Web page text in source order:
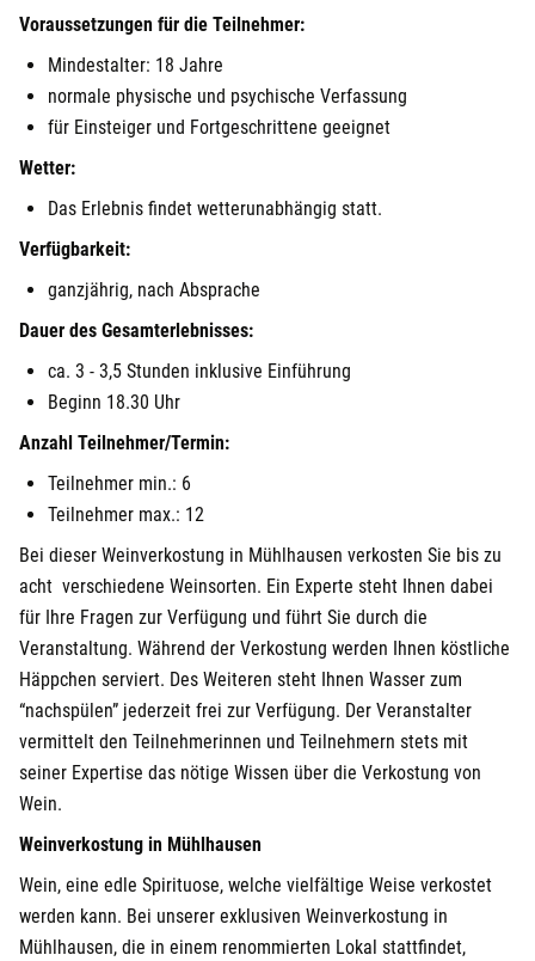
Voraussetzungen für die Teilnehmer:
Mindestalter: 18 Jahre
normale physische und psychische Verfassung
für Einsteiger und Fortgeschrittene geeignet
Wetter:
Das Erlebnis findet wetterunabhängig statt.
Verfügbarkeit:
ganzjährig, nach Absprache
Dauer des Gesamterlebnisses:
ca. 3 - 3,5 Stunden inklusive Einführung
Beginn 18.30 Uhr
Anzahl Teilnehmer/Termin:
Teilnehmer min.: 6
Teilnehmer max.: 12
Bei dieser Weinverkostung in Mühlhausen verkosten Sie bis zu
acht verschiedene Weinsorten. Ein Experte steht Ihnen dabei
für Ihre Fragen zur Verfügung und führt Sie durch die
Veranstaltung. Während der Verkostung werden Ihnen köstliche
Häppchen serviert. Des Weiteren steht Ihnen Wasser zum
“nachspülen” jederzeit frei zur Verfügung. Der Veranstalter
vermittelt den Teilnehmerinnen und Teilnehmern stets mit
seiner Expertise das nötige Wissen über die Verkostung von
Wein.
Weinverkostung in Mühlhausen
Wein, eine edle Spirituose, welche vielfältige Weise verkostet
werden kann. Bei unserer exklusiven Weinverkostung in
Mühlhausen, die in einem renommierten Lokal stattfindet,